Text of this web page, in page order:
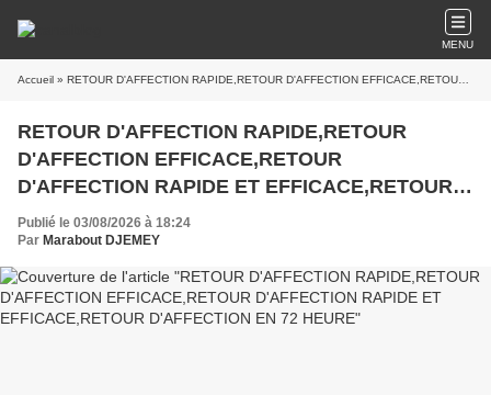
MENU
Accueil » RETOUR D'AFFECTION RAPIDE,RETOUR D'AFFECTION EFFICACE,RETOUR D'AFFECTION RAPIDE ET EFFICACE,RETOUR D'AFFECTION EN 72 HEURE
RETOUR D'AFFECTION RAPIDE,RETOUR
D'AFFECTION EFFICACE,RETOUR
D'AFFECTION RAPIDE ET EFFICACE,RETOUR
D'AFFECTION EN 72 HEURE
Publié le 03/08/2026 à 18:24
Par Marabout DJEMEY